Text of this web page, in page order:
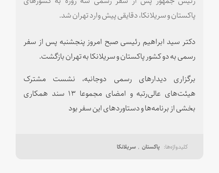
پاکستان و سریلانکا، دقایقی پیش وارد تهران شد.
دکتر سید ابراهیم رئیسی صبح امروز پنجشنبه پس از سفر
رسمی به دو کشور پاکستان و سریلانکا به تهران بازگشت.
برگزاری دیدارهای رسمی دوجانبه، نشست مشترک
هیئت‌های عالی‌رتبه و امضای مجموعا ۱۳ سند همکاری
بخشی از برنامه‌ها و دستاوردهای این سفر بود
پاکستان سریلانکا